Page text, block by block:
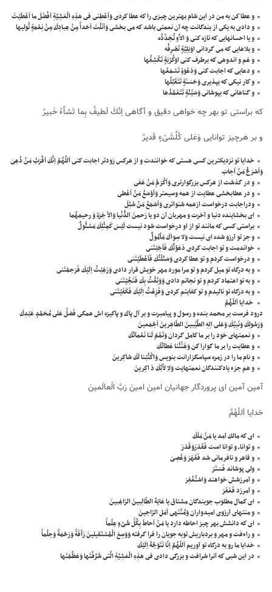
و عطا كن به من در اين شام بهترين چيزى را كه عطا كردى وَاَعْطِنى فى هذِهِ الْعَشِيَّةِ اَفْضَلَ ما اَعْطَيْتَ
و دادى به يكى از بندگانت چه آن نعمتى باشد كه مى بخشى وَاَنَلْتَ اَحَداً مِنْ عِبادِكَ مِنْ نِعْمَةٍ تُوليها
و يا احسانهايى كه تازه كنى وَ الاَّءٍ تُجَدِّدُه
و بلاهايى كه مى گردانى اوَبَلِيَّةٍ تَصْرِفُه
و غم و اندوهى كه برطرف كنى اوَكُرْبَةٍ تَكْشِفُها
و دعايى كه اجابت كنى وَدَعْوَةٍ تَسْمَعُها
و كار نيكى كه بپذيرى وَحَسَنَةٍ تَتَقَبَّلُها
و گناهانى كه بپوشانى وَسَيِّئَةٍ تَتَغَمَّدُها
كه براستى تو بهر چه خواهى دقيق و آگاهى اِنَّكَ لَطيفٌ بِما تَشاَّءُ خَبيرٌ
و بر هرچيز توانايى وَعَلى كُلِّشَىْءٍ قَديرٌ
خدايا تو نزديكترين كسى هستى كه خوانندت و از هركس زودتر اجابت كنى اَللَّهُمَّ اِنَّكَ اَقْرَبُ مَنْ دُعِىَ
وَاَسْرَعُ مَنْ اَجابَ
و در گذشت از هركس بزرگوارترى وَاَكْرَمُ مَنْ عَفى
و در عطابخشى عطايت از همه وسيعتر وَاَوْسَعُ مَنْ اَعْطى
ودراجابت درخواست ازهمه شنواترى وَاَسْمَعُ مَنْ سُئِلَ
اى بخشاينده دنيا و آخرت و مهربان آن دو يا رَحمنَ الدُّنْيا وَالاْ خِرَةِ وَ رحيمَهُما
براستى كسى كه مانند تو از او درخواست شود نيست لَيْسَ كَمِثْلِكَ مَسْئُولٌ
و جز تو آرزو شده اى نيست وَلا سِواكَ مَاْمُولٌ
خواندمت و تو اجابت كردى دَعَوْتُكَ فَاَجَبْتَنى
و درخواست كردم و تو عطا كردى وَسَئَلْتُكَ فَاَعْطَيْتَنى
و به درگاه تو ميل كردم و تو مرا مورد مهر خويش قرار دادى وَرَغِبْتُ اِلَيْكَ فَرَحِمْتَنى
و به تو اعتماد كردم و تو نجاتم دادى وَوَثِقْتُ بِكَ فَنَجَّيْتَنى
و به درگاه تو ناليدم و تو كفايتم كردى وَفَزِعْتُ اِلَيْكَ فَكَفَيْتَنى
خدايا اَللّهُمَّ
درود فرست بر محمد بنده و رسول و پيامبرت و بر آل پاك و پاكيزه اش همگى فَصَلِّ عَلى مُحَمَّدٍ عَبْدِكَ
وَرَسُولِكَ وَنَبِيِّكَ وَعَلى الِهِ الطَّيِّبينَ الطّاهِرينَ اَجْمَعينَ
و نعمتهاى خود را بر ما كامل گردان وَتَمِّمْ لَنا نَعْمآئَكَ
و عطايت را بر ما گوارا كن وَهَنِّئْنا عَطآئَكَ
و نام ما را در زمره سپاسگزارانت بنويس وَاكْتُبْنا لَكَ شاكِرينَ
و هم جزء يادكنندگان نعمتهايت وَلاِ لاَّئِكَ ذ اكِرينَ
آمين آمين اى پروردگار جهانيان امينَ امينَ رَبَّ الْعالَمينَ
خدايا اَللّهُمَّ
اى كه مالك آمد يا مَنْ مَلَكَ
و توانا، و توانا است فَقَدَرَوَقَدَرَ
و قاهر و نافرمانى شد فَقَهَرَ وَعُصِىَ
ولى پوشاند فَسَتَرَ
و آمرزشش خواهند وَاسْتُغْفِرَ
و آمرزد فَغَفَرَ
اى كمال مطلوب جويندگان مشتاق يا غايَةَ الطّالِبينَ الرّاغِبينَ
و منتهاى آرزوى اميدواران وَمُنْتَهى اَمَلِ الرّاجينَ
اى كه دانشش بهر چيز احاطه دارد يا مَنْ اَحاطَ بِكُلِّ شَىْءٍ عِلْماً
و راءفت و مهر و بردباريش توبه جويان را فرا گرفته وَوَسِعَ الْمُسْتَقيلينَ رَاْفَةً وَرَحْمَةً وَحِلْماً
خدايا ما رو به درگاه تو آوريم اَللّهُمَّ اِنّا نَتَوَجَّهُ اِلَيْكَ
در اين شبى كه آنرا شرافت و بزرگى دادى فى هذِهِ الْعَشِيَّةِ الَّتى شَرَّفْتَها وَعَظَّمْتَها